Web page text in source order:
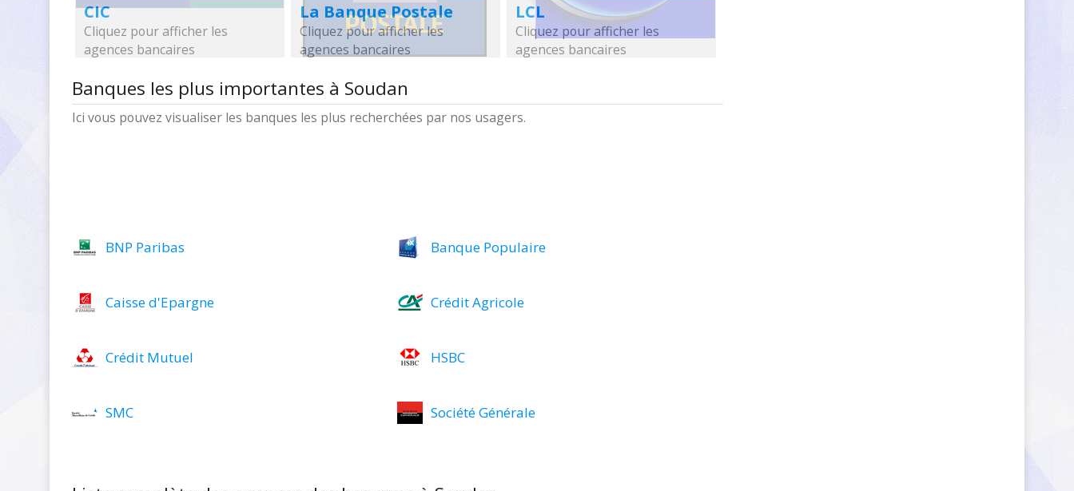
CIC
Cliquez pour afficher les
agences bancaires
La Banque Postale
Cliquez pour afficher les
agences bancaires
LCL
Cliquez pour afficher les
agences bancaires
Banques les plus importantes à Soudan
Ici vous pouvez visualiser les banques les plus recherchées par nos usagers.
BNP Paribas Banque Populaire
Caisse d'Epargne Crédit Agricole
Crédit Mutuel HSBC
SMC Société Générale